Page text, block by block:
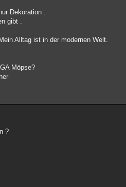
Dekoration .
gibt .
Alltag ist in der modernen Welt.
Möpse?
?